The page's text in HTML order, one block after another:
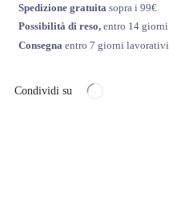
Spedizione gratuita sopra i 99€
Possibilità di reso, entro 14 giorni
Consegna entro 7 giorni lavorativi
Condividi su